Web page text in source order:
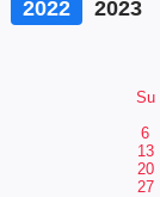
2022 2023
Su
6
13
20
27